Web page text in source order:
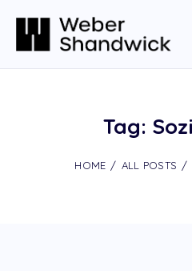
Tag:
HOME ALL POSTS